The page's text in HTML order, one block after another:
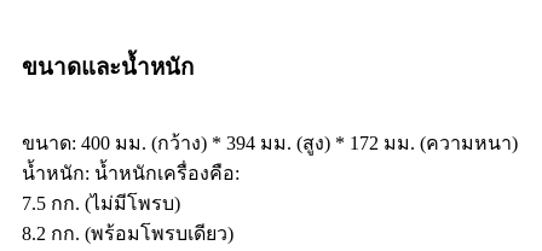
ขนาดและน้ำหนัก
ขนาด: 400 มม. (กว้าง) * 394 มม. (สูง) * 172 มม. (ความหนา)
น้ำหนัก: น้ำหนักเครื่องคือ:
7.5 กก. (ไม่มีโพรบ)
8.2 กก. (พร้อมโพรบเดียว)